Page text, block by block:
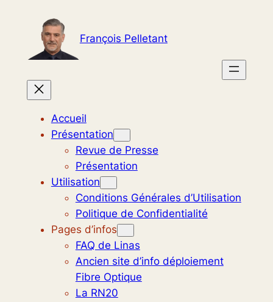
contenu
François Pelletant
Accueil
Présentation
Revue de Presse
Présentation
Utilisation
Conditions Générales d’Utilisation
Politique de Confidentialité
Pages d’infos
FAQ de Linas
Ancien site d’info déploiement
Fibre Optique
La RN20